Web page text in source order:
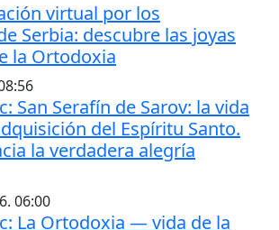
virtual por los
Serbia: descubre las joyas
la Ortodoxia
San Serafín de Sarov: la vida
del Espíritu Santo.
la verdadera alegría
06:00
La Ortodoxia — vida de la